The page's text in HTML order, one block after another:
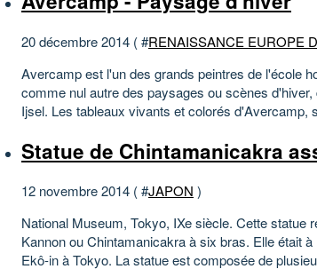
20 décembre 2014 ( #RENAISSANCE EUROPE
Avercamp est l'un des grands peintres de l'école
comme nul autre des paysages ou scènes
Ijsel. Les tableaux vivants et colorés d'Avercamp,
Statue de Chintamanicakra
12 novembre 2014 ( #JAPON )
National Museum, Tokyo, IXe siècle. Cette statue
Kannon ou Chintamanicakra à six bras. Elle était
Ekô-in à Tokyo. La statue est composée de